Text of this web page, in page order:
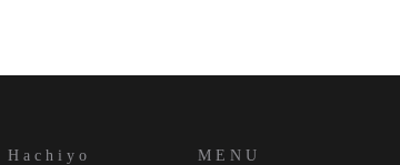
Hachiyo MENU